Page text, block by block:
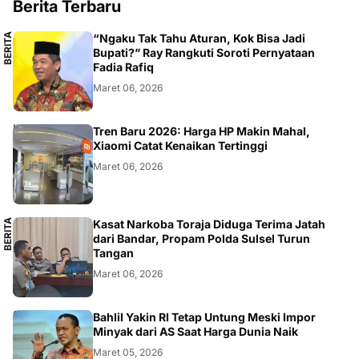
Berita Terbaru
B
E
R
I
T
A
L
O
K
AL
“Ngaku Tak Tahu Aturan, Kok Bisa Jadi
Bupati?” Ray Rangkuti Soroti Pernyataan
Fadia Rafiq
Maret 06, 2026
SMARTPHONE
Tren Baru 2026: Harga HP Makin Mahal,
Xiaomi Catat Kenaikan Tertinggi
Maret 06, 2026
B
E
R
I
T
A
L
O
K
AL
Kasat Narkoba Toraja Diduga Terima Jatah
dari Bandar, Propam Polda Sulsel Turun
Tangan
Maret 06, 2026
BISNIS
Bahlil Yakin RI Tetap Untung Meski Impor
Minyak dari AS Saat Harga Dunia Naik
Maret 05, 2026